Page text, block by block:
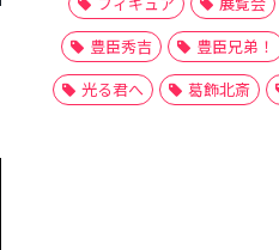
豊臣秀吉
豊臣兄弟！
光る君へ
葛飾北斎